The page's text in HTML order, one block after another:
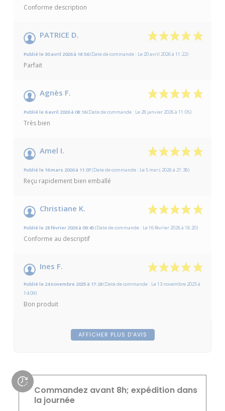
Conforme description
PATRICE D.
Publié le 30 avril 2026 à 18:56(Date de commande : Le 20 avril 2026 à 11:22)
Parfait
Agnès F.
Publié le 6 avril 2026 à 08:16(Date de commande : Le 28 janvier 2026 à 11:05)
Très bien
Amel I.
Publié le 16 mars 2026 à 11:07(Date de commande : Le 5 mars 2026 à 21:38)
Reçu rapidement bien emballé
Christiane K.
Publié le 28 février 2026 à 09:45(Date de commande : Le 16 février 2026 à 18:20)
Conforme au descriptif
Ines F.
Publié le 24 novembre 2025 à 17:28(Date de commande : Le 13 novembre 2025 à
14:09)
Bon produit
AFFICHER PLUS D'AVIS
Commandez avant 8h; expédition dans
la journée